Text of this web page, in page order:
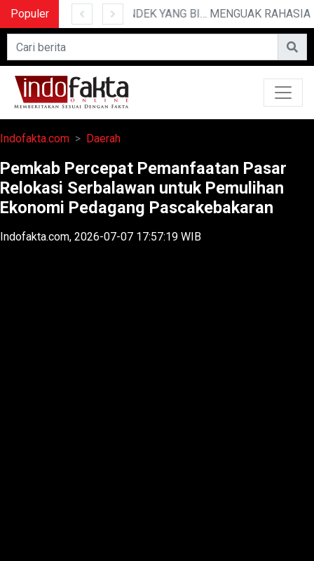
Populer 10 CERITA LUCU PENDEK YANG BIKIN NGAKAK
Indofakta.com Daerah
Pemkab Percepat Pemanfaatan Pasar
Relokasi Serbalawan untuk Pemulihan
Ekonomi Pedagang Pascakebakaran
Indofakta.com, 2026-07-07 17:57:19 WIB